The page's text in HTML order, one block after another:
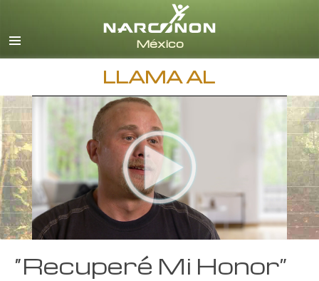
Español
Inglés
Todas las Regiones/Idiomas
LLAMA AL
“Recuperé Mi Honor”